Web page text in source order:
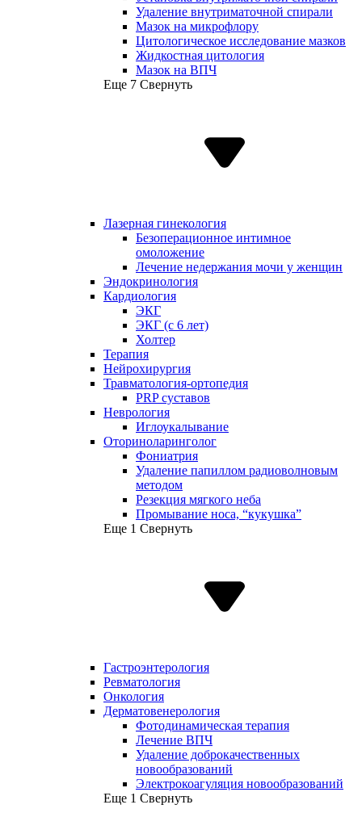
Удаление внутриматочной спирали
Мазок на микрофлору
Цитологическое исследование мазков
Жидкостная цитология
Мазок на ВПЧ
Еще 7 Свернуть
Лазерная гинекология
Безоперационное интимное
омоложение
Лечение недержания мочи у женщин
Эндокринология
Кардиология
ЭКГ
ЭКГ (с 6 лет)
Холтер
Терапия
Нейрохирургия
Травматология-ортопедия
PRP суставов
Неврология
Иглоукалывание
Оториноларинголог
Фониатрия
Удаление папиллом радиоволновым
методом
Резекция мягкого неба
Промывание носа, “кукушка”
Еще 1 Свернуть
Гастроэнтерология
Ревматология
Онкология
Дерматовенерология
Фотодинамическая терапия
Лечение ВПЧ
Удаление доброкачественных
новообразований
Электрокоагуляция новообразований
Еще 1 Свернуть